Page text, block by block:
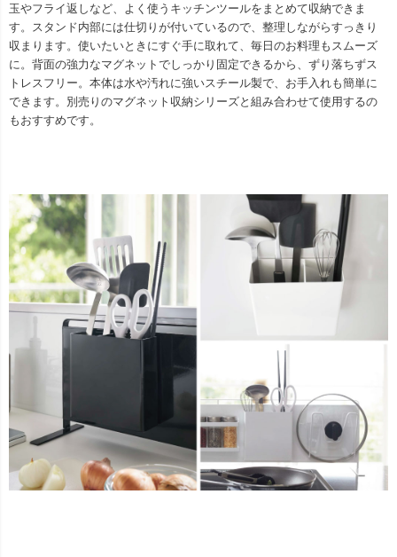
玉やフライ返しなど、よく使うキッチンツールをまとめて収納できま
す。スタンド内部には仕切りが付いているので、整理しながらすっきり
収まります。使いたいときにすぐ手に取れて、毎日のお料理もスムーズ
に。背面の強力なマグネットでしっかり固定できるから、ずり落ちずス
トレスフリー。本体は水や汚れに強いスチール製で、お手入れも簡単に
できます。別売りのマグネット収納シリーズと組み合わせて使用するの
もおすすめです。